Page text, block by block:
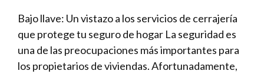
Bajo⁢ llave: Un vistazo a ⁣los ⁣servicios de cerrajería
que ‍protege tu seguro de hogar La seguridad es
una de las preocupaciones más importantes para
los propietarios de viviendas. Afortunadamente,